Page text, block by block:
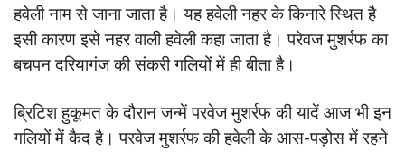
हवेली नाम से जाना जाता है। यह हवेली नहर के किनारे स्थित है
इसी कारण इसे नहर वाली हवेली कहा जाता है। परेवज मुशर्रफ का
बचपन दरियागंज की संकरी गलियों में ही बीता है।
ब्रिटिश हुकूमत के दौरान जन्में परवेज मुशर्रफ की यादें आज भी इन
गलियों में कैद है। परवेज मुशर्रफ की हवेली के आस-पड़ोस में रहने